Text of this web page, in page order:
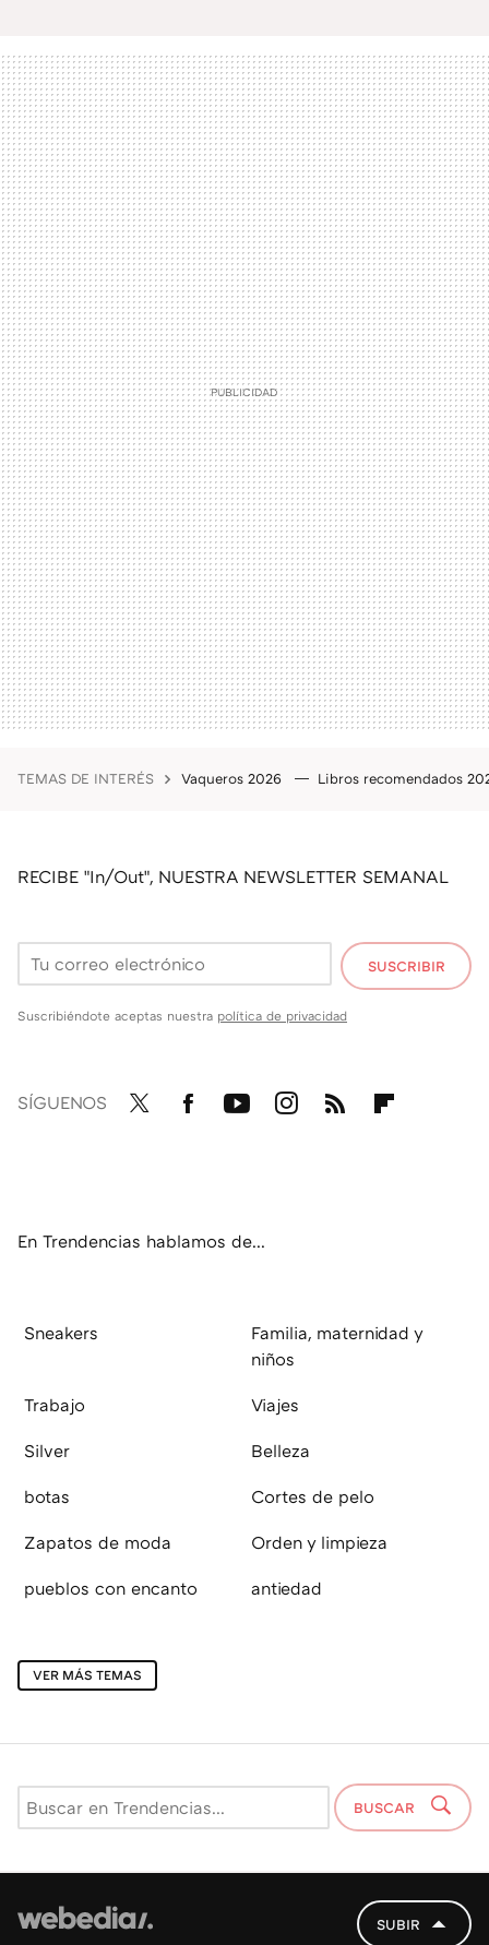
TEMAS DE INTERÉS Vaqueros 2026 Libros recomendados
RECIBE "In/Out", NUESTRA NEWSLETTER SEMANAL
SUSCRIBIR
Suscribiéndote aceptas nuestra política de privacidad
SÍGUENOS
En Trendencias hablamos de...
Sneakers
Familia, maternidad y
niños
Trabajo Viajes
Silver Belleza
botas Cortes de pelo
Zapatos de moda Orden y limpieza
pueblos con encanto antiedad
VER MÁS TEMAS
BUSCAR
SUBIR